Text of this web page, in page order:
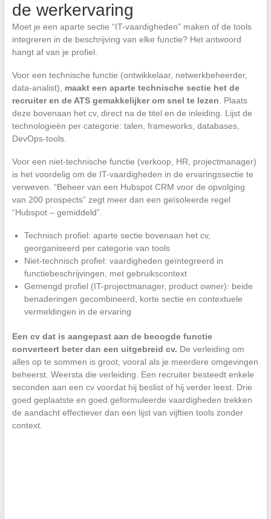
de werkervaring
Moet je een aparte sectie “IT-vaardigheden” maken of de tools
integreren in de beschrijving van elke functie? Het antwoord
hangt af van je profiel.
Voor een technische functie (ontwikkelaar, netwerkbeheerder,
data-analist), maakt een aparte technische sectie het de
recruiter en de ATS gemakkelijker om snel te lezen. Plaats
deze bovenaan het cv, direct na de titel en de inleiding. Lijst de
technologieën per categorie: talen, frameworks, databases,
DevOps-tools.
Voor een niet-technische functie (verkoop, HR, projectmanager)
is het voordelig om de IT-vaardigheden in de ervaringssectie te
verweven. “Beheer van een Hubspot CRM voor de opvolging
van 200 prospects” zegt meer dan een geïsoleerde regel
“Hubspot – gemiddeld”.
Technisch profiel: aparte sectie bovenaan het cv,
georganiseerd per categorie van tools
Niet-technisch profiel: vaardigheden geïntegreerd in
functiebeschrijvingen, met gebruikscontext
Gemengd profiel (IT-projectmanager, product owner): beide
benaderingen gecombineerd, korte sectie en contextuele
vermeldingen in de ervaring
Een cv dat is aangepast aan de beoogde functie
converteert beter dan een uitgebreid cv. De verleiding om
alles op te sommen is groot, vooral als je meerdere omgevingen
beheerst. Weersta die verleiding. Een recruiter besteedt enkele
seconden aan een cv voordat hij beslist of hij verder leest. Drie
goed geplaatste en goed geformuleerde vaardigheden trekken
de aandacht effectiever dan een lijst van vijftien tools zonder
context.